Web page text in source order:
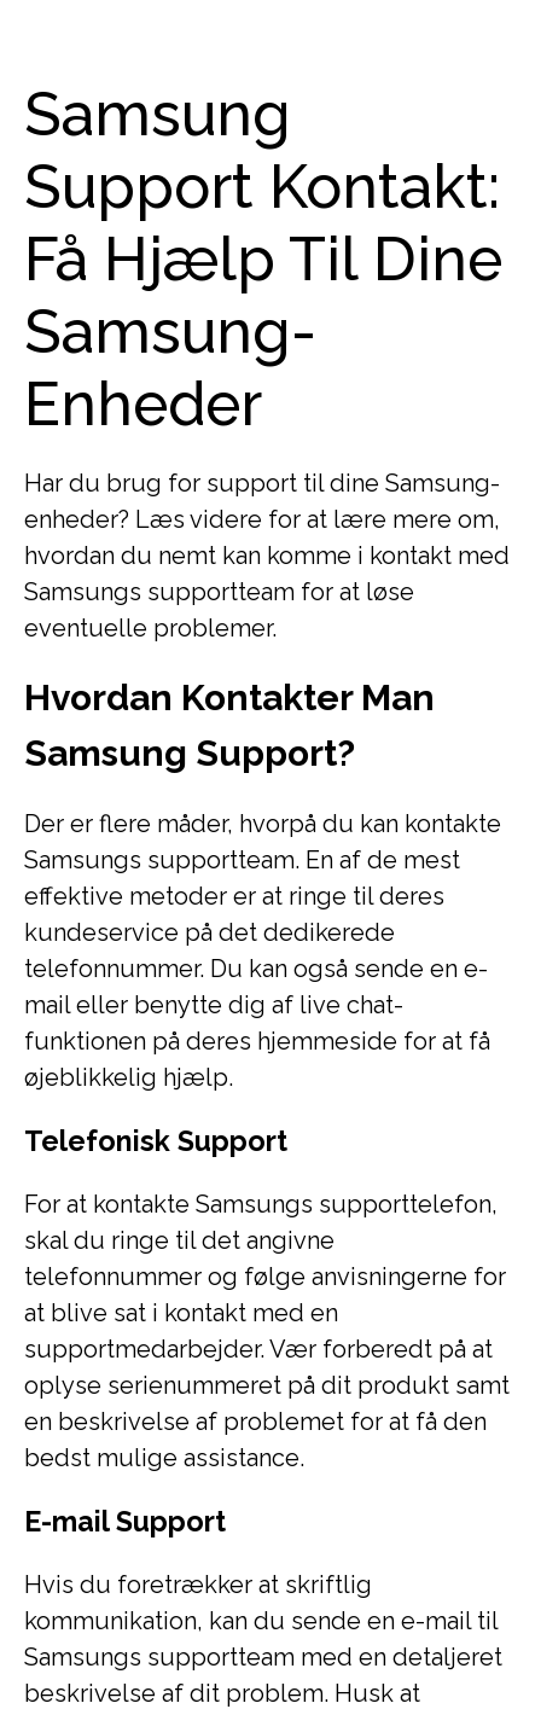
Samsung
Support Kontakt:
Få Hjælp Til Dine
Samsung-
Enheder
Har du brug for support til dine Samsung-
enheder? Læs videre for at lære mere om,
hvordan du nemt kan komme i kontakt med
Samsungs supportteam for at løse
eventuelle problemer.
Hvordan Kontakter Man
Samsung Support?
Der er flere måder, hvorpå du kan kontakte
Samsungs supportteam. En af de mest
effektive metoder er at ringe til deres
kundeservice på det dedikerede
telefonnummer. Du kan også sende en e-
mail eller benytte dig af live chat-
funktionen på deres hjemmeside for at få
øjeblikkelig hjælp.
Telefonisk Support
For at kontakte Samsungs supporttelefon,
skal du ringe til det angivne
telefonnummer og følge anvisningerne for
at blive sat i kontakt med en
supportmedarbejder. Vær forberedt på at
oplyse serienummeret på dit produkt samt
en beskrivelse af problemet for at få den
bedst mulige assistance.
E-mail Support
Hvis du foretrækker at skriftlig
kommunikation, kan du sende en e-mail til
Samsungs supportteam med en detaljeret
beskrivelse af dit problem. Husk at